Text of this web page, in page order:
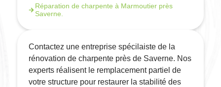
Réparation de charpente à Marmoutier près
Saverne.
Contactez une entreprise spécilaiste de la
rénovation de charpente près de Saverne. Nos
experts réalisent le remplacement partiel de
votre structure pour restaurer la stabilité des